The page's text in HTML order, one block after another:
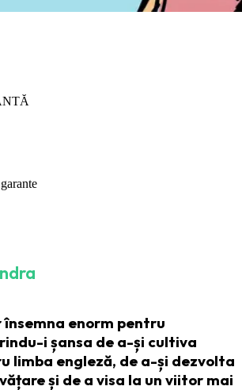
enorm pentru
i șansa de a-și cultiva
limba engleză, de a-și dezvolta
și de a visa la un viitor mai